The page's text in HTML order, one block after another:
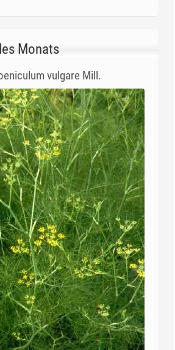
Monats
vulgare Mill.